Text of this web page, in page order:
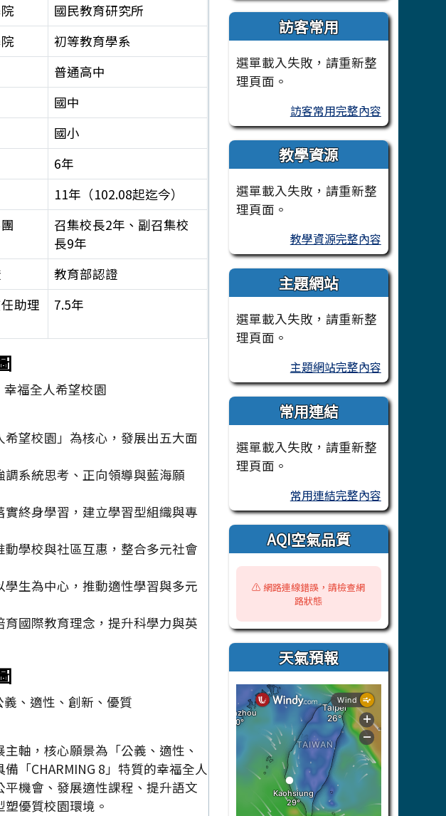
國民教育研究所
初等教育學系
普通高中
國中
國小
6年
11年（102.08起迄今）
召集校長2年、副召集校
長9年
教育部認證
助理
7.5年
望校園」為核心，發展出五大面
調系統思考、正向領導與藍海願
實終身學習，建立學習型組織與專
動學校與社區互惠，整合多元社會
學生為中心，推動適性學習與多元
育國際教育理念，提升科學力與英
軸，核心願景為「公義、適性、
「CHARMING 8」特質的幸福全人
機會、發展適性課程、提升語文
優質校園環境。
訪客常用
選單載入失敗，請重新整
理頁面。
訪客常用完整內容
教學資源
選單載入失敗，請重新整
理頁面。
教學資源完整內容
主題網站
選單載入失敗，請重新整
理頁面。
主題網站完整內容
常用連結
選單載入失敗，請重新整
理頁面。
常用連結完整內容
AQI空氣品質
⚠️ 網路連線錯誤，請檢查網
路狀態
天氣預報